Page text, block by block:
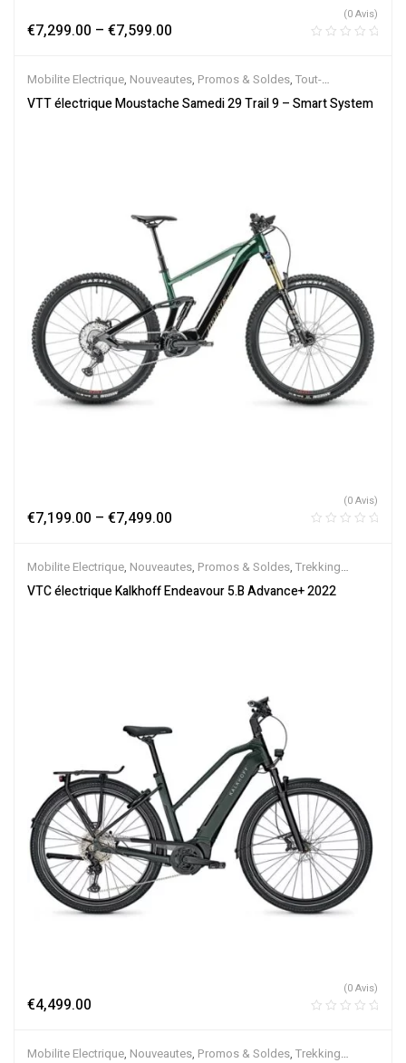
€7,299.00 – €7,599.00
(0 Avis)
Mobilite Electrique, Nouveautes, Promos & Soldes, Tout-
Suspendus,Vélo électrique ville,Velos Electriques ,VTT Électriques
VTT électrique Moustache Samedi 29 Trail 9 – Smart System
€7,199.00 – €7,499.00
(0 Avis)
Mobilite Electrique, Nouveautes, Promos & Soldes, Trekking
électrique,Vélo électrique ville,Velos Electriques,VTC Electrique
VTC électrique Kalkhoff Endeavour 5.B Advance+ 2022
€4,499.00
(0 Avis)
Mobilite Electrique, Nouveautes, Promos & Soldes, Trekking